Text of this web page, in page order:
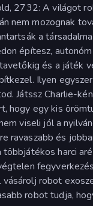
2732: A világot
nem mozognak
a
építesz,
és a játék
Ilyen
Játssz Charlie-
hogy egy kis
viseli jól a
ravaszabb és
többjátékos harci
vásárolj robot
robot tudja,